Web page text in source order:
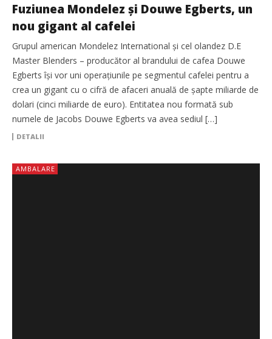
Fuziunea Mondelez și Douwe Egberts, un
nou gigant al cafelei
Grupul american Mondelez International şi cel olandez D.E
Master Blenders – producător al brandului de cafea Douwe
Egberts își vor uni operaţiunile pe segmentul cafelei pentru a
crea un gigant cu o cifră de afaceri anuală de şapte miliarde de
dolari (cinci miliarde de euro). Entitatea nou formată sub
numele de Jacobs Douwe Egberts va avea sediul […]
DETALII
AMBALARE